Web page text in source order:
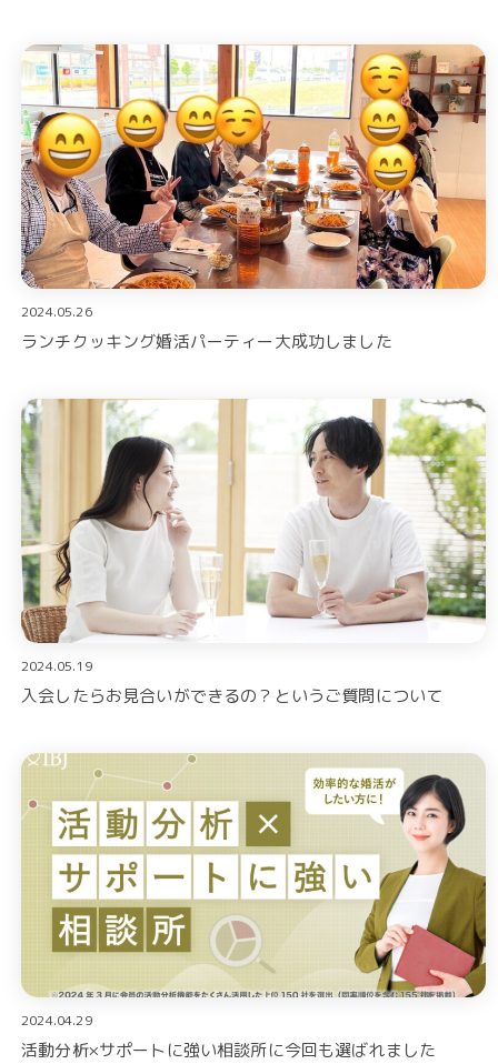
2024.05.26
ランチクッキング婚活パーティー大成功しました
2024.05.19
入会したらお見合いができるの？というご質問について
2024.04.29
活動分析×サポートに強い相談所に今回も選ばれました